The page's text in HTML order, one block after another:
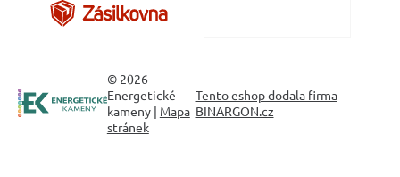
© 2026
Energetické
kameny | Mapa
stránek
Tento eshop dodala firma
BINARGON.cz